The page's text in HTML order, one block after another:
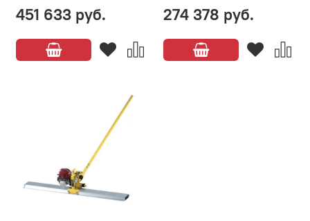
451 633 руб. 274 378 руб.